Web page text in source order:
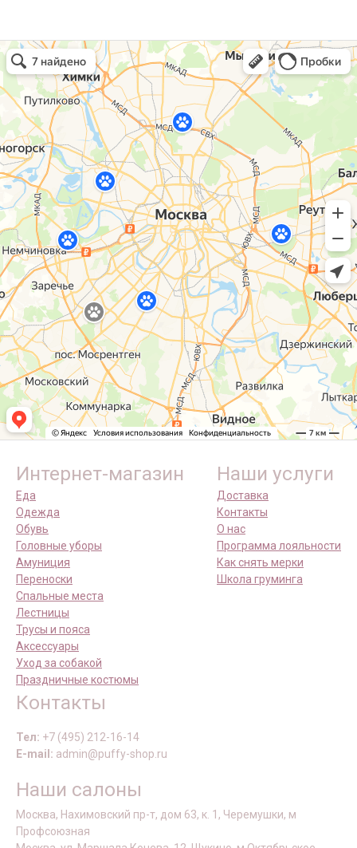
Интернет-магазин
Еда
Одежда
Обувь
Головные уборы
Амуниция
Переноски
Спальные места
Лестницы
Трусы и пояса
Аксессуары
Уход за собакой
Праздничные костюмы
Наши услуги
Доставка
Контакты
О нас
Программа лояльности
Как снять мерки
Школа груминга
Контакты
Тел: +7 (495) 212-16-14
E-mail: admin@puffy-shop.ru
Наши салоны
Москва, Нахимовский пр-т, дом 63, к. 1, Черемушки, м
Профсоюзная